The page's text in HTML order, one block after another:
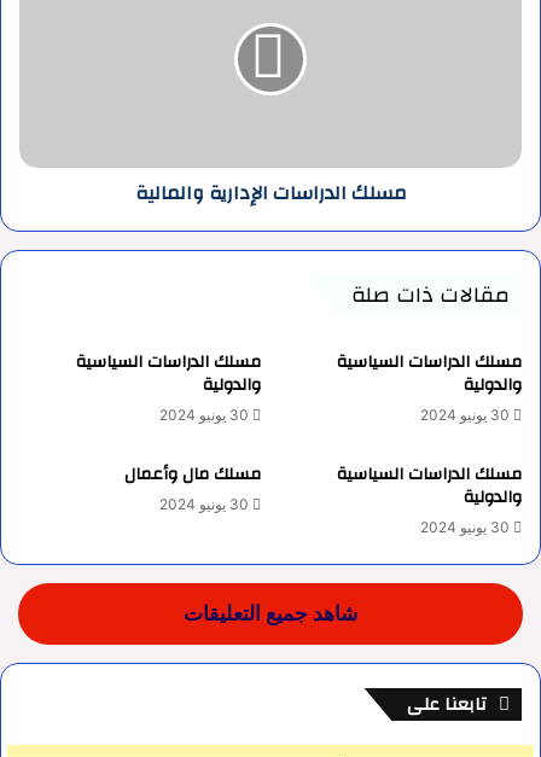
مسلك الدراسات الإدارية والمالية
مقالات ذات صلة
مسلك الدراسات السياسية
والدولية
30 يونيو 2024
مسلك الدراسات السياسية
والدولية
30 يونيو 2024
مسلك الدراسات السياسية
والدولية
30 يونيو 2024
مسلك مال وأعمال
30 يونيو 2024
شاهد جميع التعليقات
تابعنا على